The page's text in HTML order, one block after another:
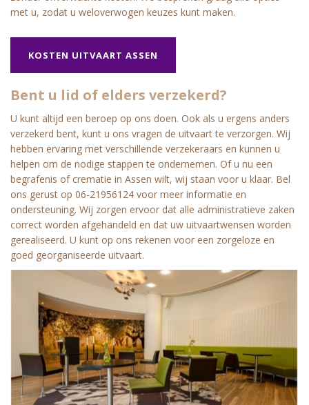
met u, zodat u weloverwogen keuzes kunt maken.
KOSTEN UITVAART ASSEN
Bent u lid of elders verzekerd?
U kunt altijd een beroep op ons doen. Ook als u ergens anders
verzekerd bent, kunt u ons vragen de uitvaart te verzorgen. Wij
hebben ervaring met verschillende verzekeraars en kunnen u
helpen om de nodige stappen te ondernemen. Of u nu een
begrafenis of crematie in Assen wilt, wij staan voor u klaar. Bel
ons gerust op 06-21956124 voor meer informatie en
ondersteuning. Wij zorgen ervoor dat alle administratieve zaken
correct worden afgehandeld en dat uw uitvaartwensen worden
gerealiseerd. U kunt op ons rekenen voor een zorgeloze en
goed georganiseerde uitvaart.